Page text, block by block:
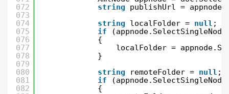
072
073
074
075
076
077
078
079
080
081
082
string
publishUrl =
string
localFolder = null ;
if
{
localFolder =
}
string
remoteFolder = null ;
if
{